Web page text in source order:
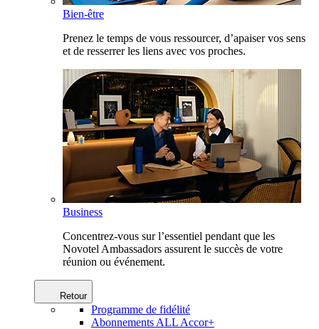
Bien-être
Prenez le temps de vous ressourcer, d’apaiser vos sens
et de resserrer les liens avec vos proches.
Business
Concentrez-vous sur l’essentiel pendant que les
Novotel Ambassadors assurent le succès de votre
réunion ou événement.
Retour
Programme de fidélité
Abonnements ALL Accor+